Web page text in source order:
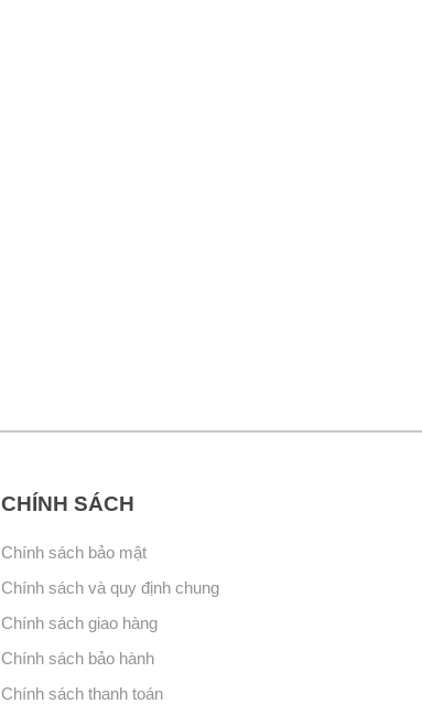
CHÍNH SÁCH
Chính sách bảo mật
Chính sách và quy định chung
Chính sách giao hàng
Chính sách bảo hành
Chính sách thanh toán